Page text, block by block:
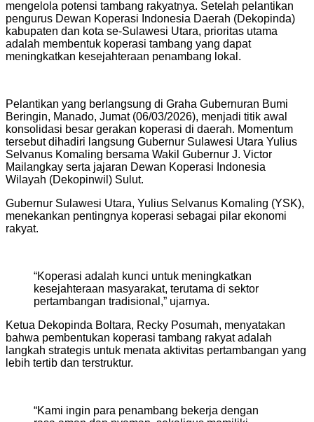
mengelola potensi tambang rakyatnya. Setelah pelantikan
pengurus Dewan Koperasi Indonesia Daerah (Dekopinda)
kabupaten dan kota se-Sulawesi Utara, prioritas utama
adalah membentuk koperasi tambang yang dapat
meningkatkan kesejahteraan penambang lokal.
Pelantikan yang berlangsung di Graha Gubernuran Bumi
Beringin, Manado, Jumat (06/03/2026), menjadi titik awal
konsolidasi besar gerakan koperasi di daerah. Momentum
tersebut dihadiri langsung Gubernur Sulawesi Utara Yulius
Selvanus Komaling bersama Wakil Gubernur J. Victor
Mailangkay serta jajaran Dewan Koperasi Indonesia
Wilayah (Dekopinwil) Sulut.
Gubernur Sulawesi Utara, Yulius Selvanus Komaling (YSK),
menekankan pentingnya koperasi sebagai pilar ekonomi
rakyat.
“Koperasi adalah kunci untuk meningkatkan
kesejahteraan masyarakat, terutama di sektor
pertambangan tradisional,” ujarnya.
Ketua Dekopinda Boltara, Recky Posumah, menyatakan
bahwa pembentukan koperasi tambang rakyat adalah
langkah strategis untuk menata aktivitas pertambangan yang
lebih tertib dan terstruktur.
“Kami ingin para penambang bekerja dengan